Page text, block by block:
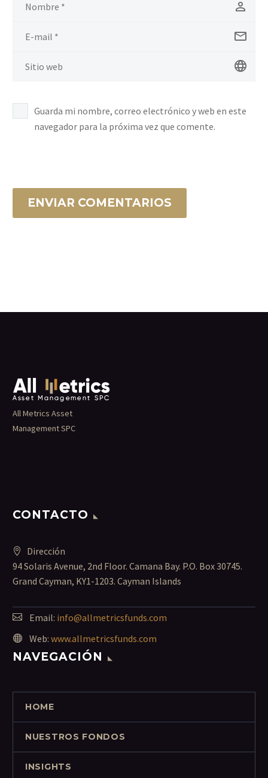
Guarda mi nombre, correo electrónico y web en este
navegador para la próxima vez que comente.
ENVIAR COMENTARIOS
All Metrics Asset
Management SPC
CONTACTO
Dirección
94 Solaris Avenue, 2nd Floor. Camana Bay. P.O. Box 30745.
Grand Cayman, KY1-1203. Cayman Islands
Email: info@allmetricsfunds.com
Web: www.allmetricsfunds.com
NAVEGACIÓN
HOME
NUESTROS FONDOS
INSIGHTS